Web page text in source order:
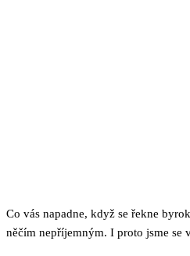
Co vás napadne, když se řekne
něčím nepříjemným. I proto jsme